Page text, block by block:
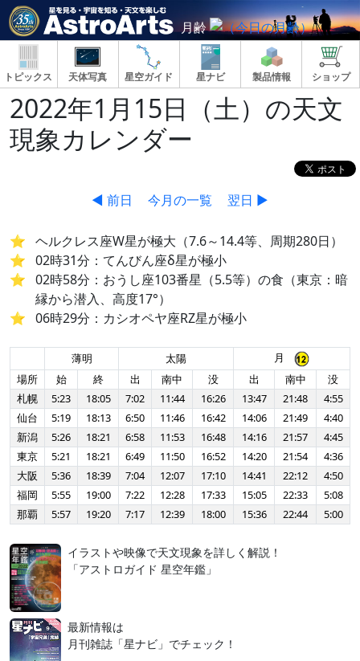
月齢
トピックス 天体写真 星空ガイド 星ナビ 製品情報 ショップ
2022年1月15日（土）の天文
現象カレンダー
◀ 前日 今月の一覧 翌日 ▶
ヘルクレス座W星が極大（7.6～14.4等、周期280日）
02時31分：てんびん座δ星が極小
02時58分：おうし座103番星（5.5等）の食（東京：暗
縁から潜入、高度17°）
06時29分：カシオペヤ座RZ星が極小
薄明 太陽
月
場所
始 終 出 南中 没 出 南中
没
札幌
5:23 18:05 7:02 11:44 16:26 13:47 21:48
4:55
仙台
5:19 18:13 6:50 11:46 16:42 14:06 21:49
4:40
新潟
5:26 18:21 6:58 11:53 16:48 14:16 21:57
4:45
東京
5:21 18:21 6:49 11:50 16:52 14:20 21:54
4:36
大阪
5:36 18:39 7:04 12:07 17:10 14:41 22:12
4:50
福岡
5:55 19:00 7:22 12:28 17:33 15:05 22:33
5:08
那覇
5:57 19:20 7:17 12:39 18:00 15:36 22:44 5:00
イラストや映像で天文現象を詳しく解説！
「アストロガイド 星空年鑑」
最新情報は
月刊雑誌「星ナビ」でチェック！